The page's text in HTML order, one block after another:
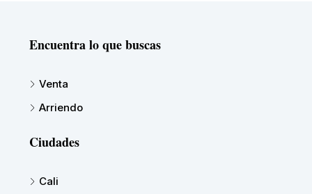
Encuentra lo que buscas
Venta
Arriendo
Ciudades
Cali